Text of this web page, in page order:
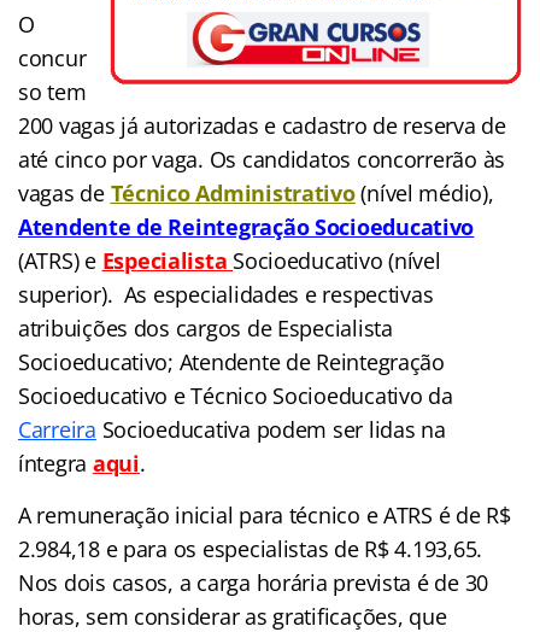
O
concur
so tem
200 vagas já autorizadas e cadastro de reserva de
até cinco por vaga. Os candidatos concorrerão às
vagas de Técnico Administrativo(nível médio),
Atendente de Reintegração Socioeducativo
(ATRS) e Especialista Socioeducativo (nível
superior). As especialidades e respectivas
atribuições dos cargos de Especialista
Socioeducativo; Atendente de Reintegração
Socioeducativo e Técnico Socioeducativo da
Carreira Socioeducativa podem ser lidas na
íntegra aqui.
A remuneração inicial para técnico e ATRS é de R$
2.984,18 e para os especialistas de R$ 4.193,65.
Nos dois casos, a carga horária prevista é de 30
horas, sem considerar as gratificações, que